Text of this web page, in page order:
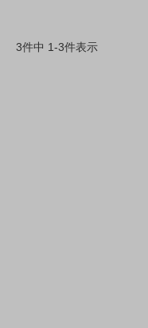
3件中 1-3件表示